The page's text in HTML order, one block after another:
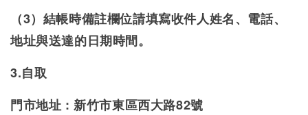
（3）結帳時備註欄位請填寫收件人姓名、電話、
地址與送達的日期時間。
3.自取
門市地址 : 新竹市東區西大路82號